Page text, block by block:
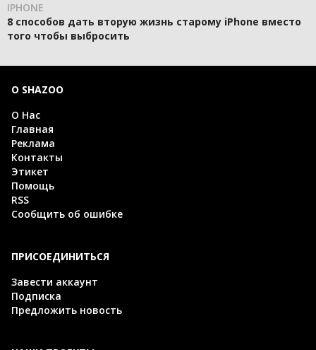
IPHONE
8 способов дать вторую жизнь старому iPhone вместо
того чтобы выбросить
О SHAZOO
О Нас
Главная
Реклама
Контакты
Этикет
Помощь
RSS
Сообщить об ошибке
ПРИСОЕДИНИТЬСЯ
Завести аккаунт
Подписка
Предложить новость